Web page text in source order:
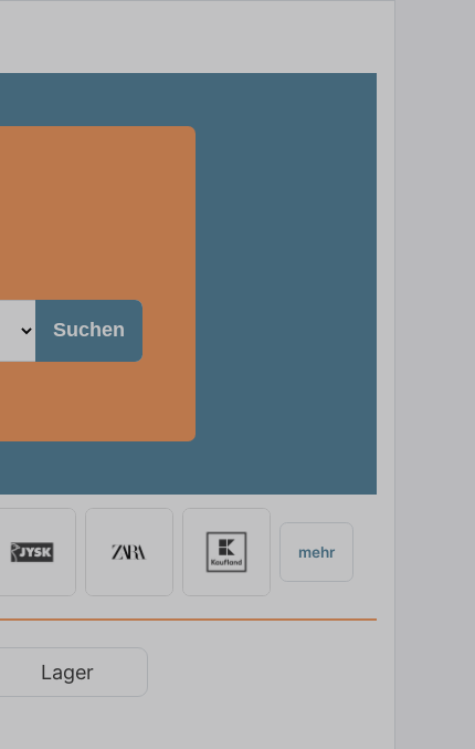
Suchen
mehr
Lager